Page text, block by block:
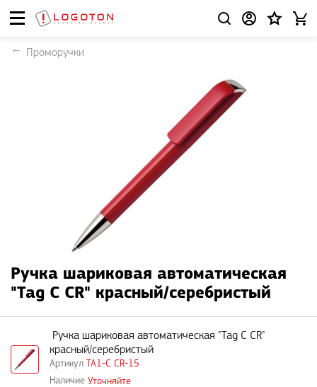
Проморучки
Ручка шариковая автоматическая
"Tag C CR" красный/серебристый
TA1-C CR-15
Ручка шариковая автоматическая "Tag C CR"
красный/серебристый
Уточняйте